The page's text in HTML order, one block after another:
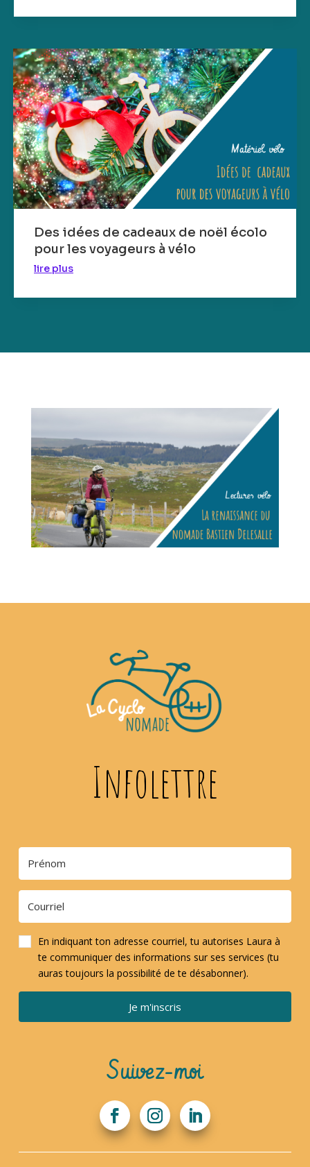
Des idées de cadeaux de noël écolo
pour les voyageurs à vélo
lire plus
Infolettre
En indiquant ton adresse courriel, tu autorises Laura à
te communiquer des informations sur ses services (tu
auras toujours la possibilité de te désabonner).
Je m'inscris
Suivez-moi